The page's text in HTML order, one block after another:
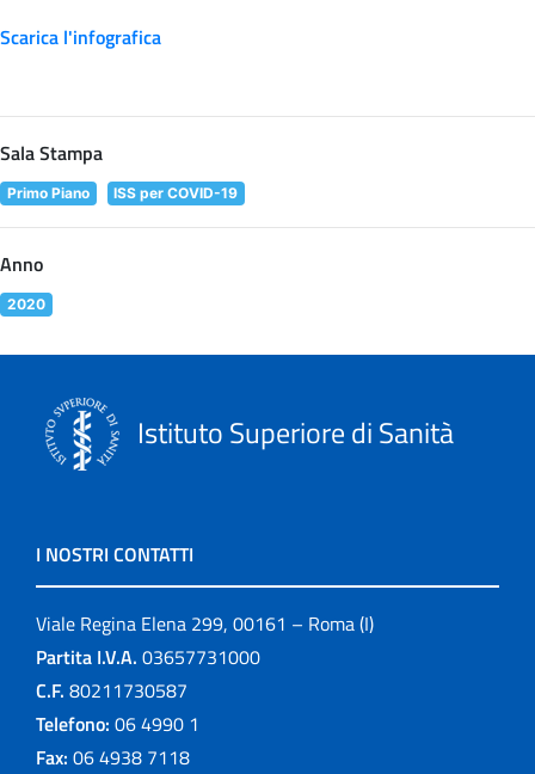
Scarica l'infografica
Sala Stampa
Primo Piano ISS per COVID-19
Anno
2020
Istituto Superiore di Sanità
I NOSTRI CONTATTI
Viale Regina Elena 299, 00161 – Roma (I)
Partita I.V.A. 03657731000
C.F. 80211730587
Telefono: 06 4990 1
Fax: 06 4938 7118